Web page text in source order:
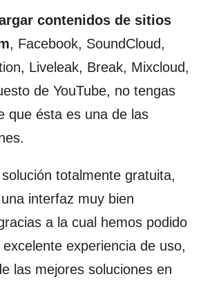
contenidos de sitios
, Facebook, SoundCloud,
Liveleak, Break, Mixcloud,
de YouTube, no tengas
que ésta es una de las
totalmente gratuita,
interfaz muy bien
a la cual hemos podido
experiencia de uso,
las mejores soluciones en